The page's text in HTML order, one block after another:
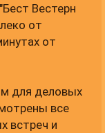
Вестерн
от
от
для деловых
все
встреч и